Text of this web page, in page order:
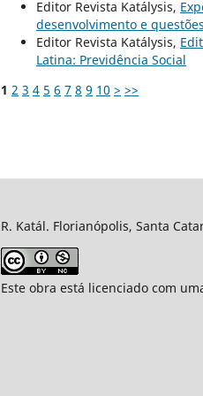
Editor Revista Katálysis,
desenvolvimento e
Editor Revista Katálysis,
Latina: Previdência Social
1 2 3 4 5 6 7 8 9 10 > >>
R. Katál. Florianópolis, Santa
Este obra está licenciado com